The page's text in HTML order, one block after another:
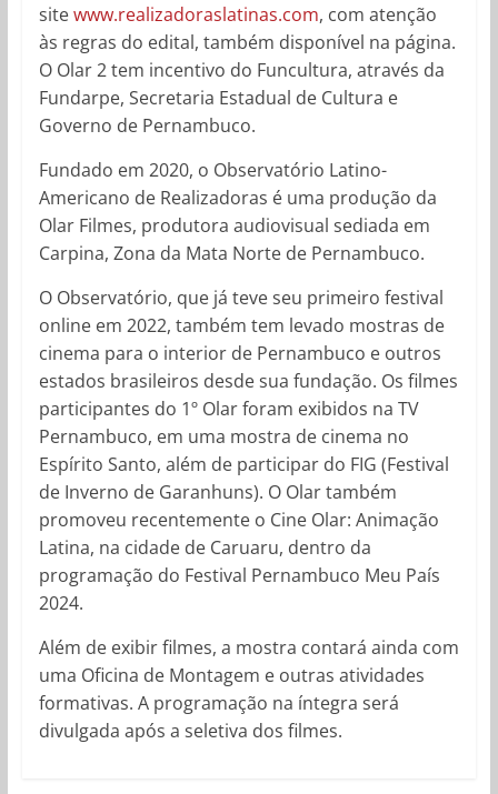
sitewww.realizadoraslatinas.com, com atenção
às regras do edital, também disponível na página.
O Olar 2 tem incentivo do Funcultura, através da
Fundarpe, Secretaria Estadual de Cultura e
Governo de Pernambuco.
Fundado em 2020, o Observatório Latino-
Americano de Realizadoras é uma produção da
Olar Filmes, produtora audiovisual sediada em
Carpina, Zona da Mata Norte de Pernambuco.
O Observatório, que já teve seu primeiro festival
online em 2022, também tem levado mostras de
cinema para o interior de Pernambuco e outros
estados brasileiros desde sua fundação. Os filmes
participantes do 1º Olar foram exibidos na TV
Pernambuco, em uma mostra de cinema no
Espírito Santo, além de participar do FIG (Festival
de Inverno de Garanhuns). O Olar também
promoveu recentemente o Cine Olar: Animação
Latina, na cidade de Caruaru, dentro da
programação do Festival Pernambuco Meu País
2024.
Além de exibir filmes, a mostra contará ainda com
uma Oficina de Montagem e outras atividades
formativas. A programação na íntegra será
divulgada após a seletiva dos filmes.